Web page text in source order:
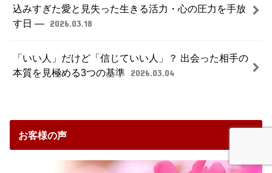
込みすぎた愛と見失った生きる活力・心の圧力を手放
す日 ― 2026.03.18
「いい人」だけど「信じていい人」？ 出会った相手の
本質を見極める3つの基準 2026.03.04
お客様の声